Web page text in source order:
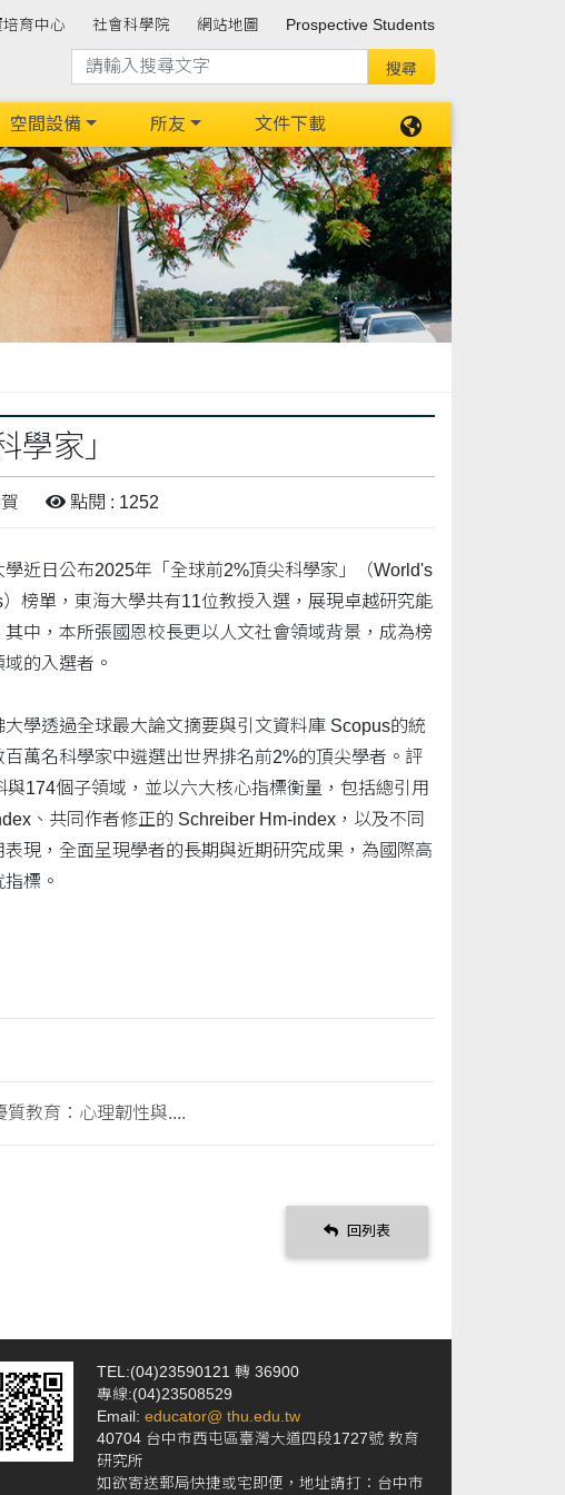
培育中心 社會科學院 網站地圖 Prospective Students
空間設備 所友 文件下載
家」
點閱 : 1252
學近日公布2025年「全球前2%頂尖科學家」（World's
榜單，東海大學共有11位教授入選，展現卓越研究能
中，本所張國恩校長更以人文社會領域背景，成為榜
的入選者。
大學透過全球最大論文摘要與引文資料庫 Scopus的統
百萬名科學家中遴選出世界排名前2%的頂尖學者。評
與174個子領域，並以六大核心指標衡量，包括總引用
、共同作者修正的 Schreiber Hm-index，以及不同
現，全面呈現學者的長期與近期研究成果，為國際高
標。
教育：心理韌性與....
回列表
TEL:(04)23590121 轉 36900
專線:(04)23508529
Email:educator@ thu.edu.tw
40704 台中市西屯區臺灣大道四段1727號 教育
研究所
如欲寄送郵局快捷或宅即便，地址請打：台中市